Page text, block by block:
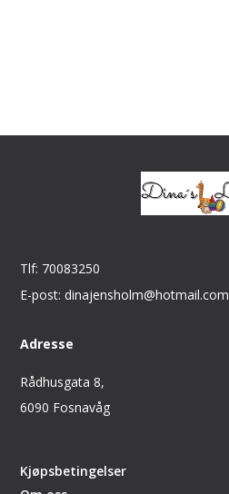
Tlf: 70083250
E-post: dinajensholm@hotmail.com
Adresse
Rådhusgata 8,
6090 Fosnavåg
Kjøpsbetingelser